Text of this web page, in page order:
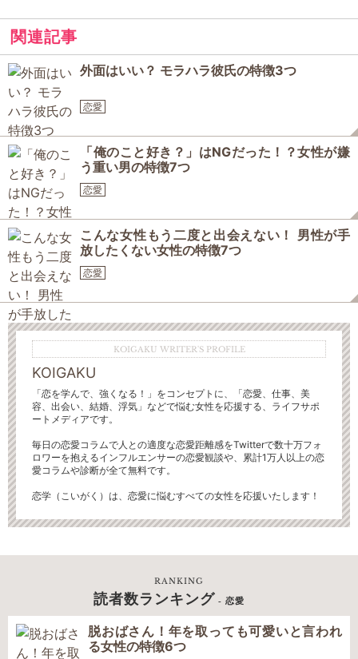
関連記事
外面はいい？ モラハラ彼氏の特徴3つ
恋愛
「俺のこと好き？」はNGだった！？女性が嫌
う重い男の特徴7つ
恋愛
こんな女性もう二度と出会えない！ 男性が手
放したくない女性の特徴7つ
恋愛
KOIGAKU WRITER'S PROFILE
KOIGAKU
「恋を学んで、強くなる！」をコンセプトに、「恋愛、仕事、美
容、出会い、結婚、浮気」などで悩む女性を応援する、ライフサポ
ートメディアです。
毎日の恋愛コラムで人との適度な恋愛距離感をTwitterで数十万フォ
ロワーを抱えるインフルエンサーの恋愛観談や、累計1万人以上の恋
愛コラムや診断が全て無料です。
恋学（こいがく）は、恋愛に悩むすべての女性を応援いたします！
RANKING
読者数ランキング - 恋愛
脱おばさん！年を取っても可愛いと言われ
る女性の特徴6つ